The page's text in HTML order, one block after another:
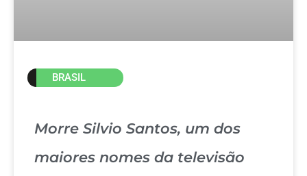
BRASIL
Morre Silvio Santos, um dos
maiores nomes da televisão